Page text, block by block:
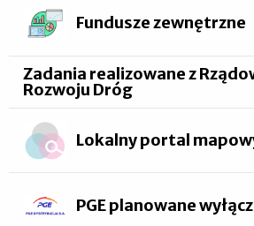
Fundusze zewnętrzne
Zadania realizowane z
Rozwoju Dróg
Lokalny portal
PGE planowane